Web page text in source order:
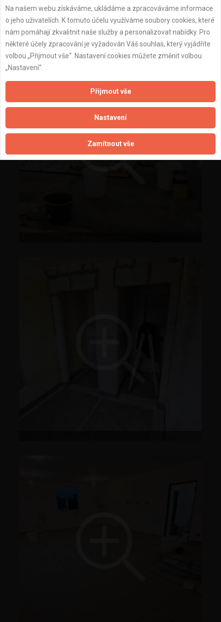
Na našem webu získáváme, ukládáme a zpracováváme informace
o jeho uživatelích. K tomuto účelu využíváme soubory cookies, které
nám pomáhají zkvalitnit naše služby a personalizovat nabídky. Pro
některé účely zpracování je vyžadován Váš souhlas, který vyjádříte
volbou „Přijmout vše“. Nastavení cookies můžete změnit volbou
„Nastavení“.
Přijmout vše
Nastavení
Zamítnout vše